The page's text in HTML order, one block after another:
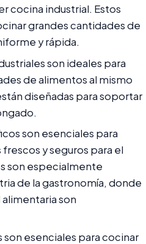
cocina industrial. Estos
grandes cantidades de
y rápida.
son ideales para
de alimentos al mismo
diseñadas para soportar
son esenciales para
y seguros para el
son especialmente
de la gastronomía, donde
alimentaria son
son esenciales para cocinar